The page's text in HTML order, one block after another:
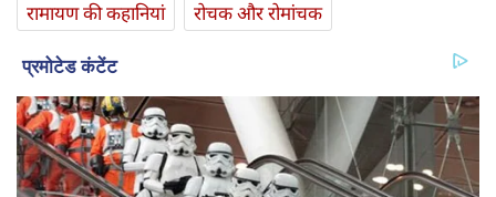
रामायण की कहानियां
रोचक और रोमांचक